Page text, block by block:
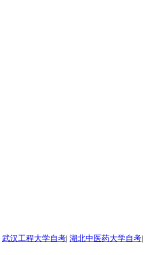
武汉工程大学自考| 湖北中医药大学自考|